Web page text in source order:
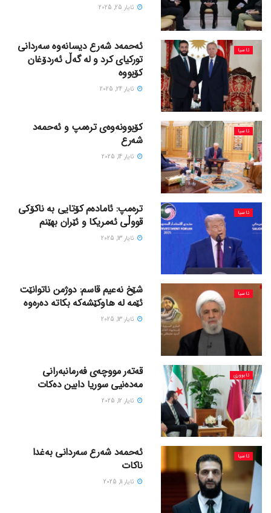
ئایار 25, 2025
ئاسیا
ئەحمەد شەرع دیسانەوە سەردانی
تورکیای کرد و لە گەڵ ئەردۆغان
کۆبووە
ئایار 24, 2025
ئاسیا
کۆبوونەوەی ترەمپ و ئەحمەد
شەرع
ئایار 14, 2025
ئاسیا
ترەمپ: ئامادەم کۆتایی بە ناکۆکی
قووڵی ئەمریکا و ئێران بهێنم
ئایار 13, 2025
ئاسیا
شێخ نەعیم قاسم: دوژمن ناتوانێت
ئێمە لە هاوکێشەکە بکاتە دەرەوە
ئایار 13, 2025
ئابووری
قەتەر مووچەی فەرمانبەرانی
مەدەنیی سوریا دابین دەکات
ئایار 12, 2025
ئاسیا
ئەحمەد شەرع سەردانی بەغدا
ناکات
ئایار 11, 2025